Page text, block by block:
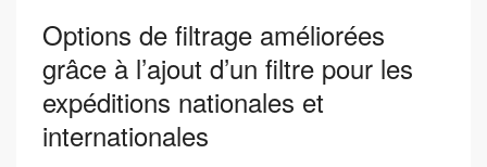
Options de filtrage améliorées
grâce à l’ajout d’un filtre pour les
expéditions nationales et
internationales